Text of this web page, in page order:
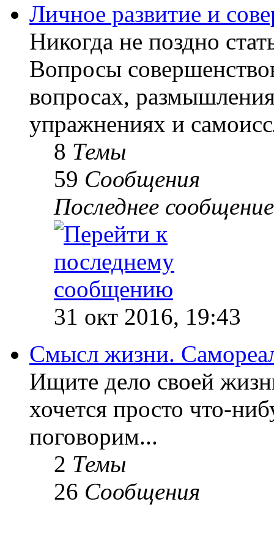
Личное развитие и
Никогда не поздно
Вопросы
вопросах,
упражнениях и
8 Темы
59 Сообщения
Последнее сообщение
31 окт 2016, 19:43
Смысл жизни.
Ищите дело своей
хочется просто что-
поговорим...
2 Темы
26 Сообщения